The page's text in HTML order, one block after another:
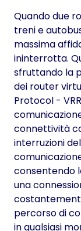
Quando due
treni e
massima
ininterrotta.
sfruttando la
dei router
Protocol -
connettività
interruzioni
consentendo
una
percorso di
in qualsiasi